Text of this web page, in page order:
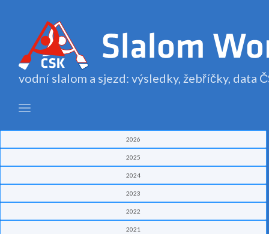
vodní slalom a sjezd: výsledky, žebříčky, data
2026
2025
2024
2023
2022
2021